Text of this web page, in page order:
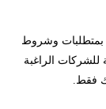
وشروط
الراغبة
فقط.